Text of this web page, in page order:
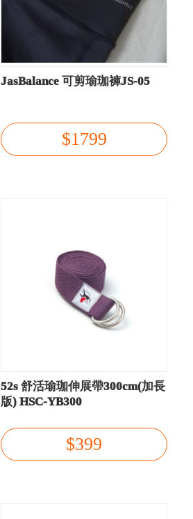
JasBalance 可剪瑜珈褲JS-05
$1799
52s 舒活瑜珈伸展帶300cm(加長
版) HSC-YB300
$399